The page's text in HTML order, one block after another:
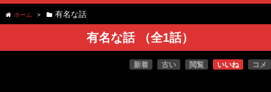
ホーム > 有名な話
有名な話 （全1話）
新着 古い 閲覧 いいね コメ